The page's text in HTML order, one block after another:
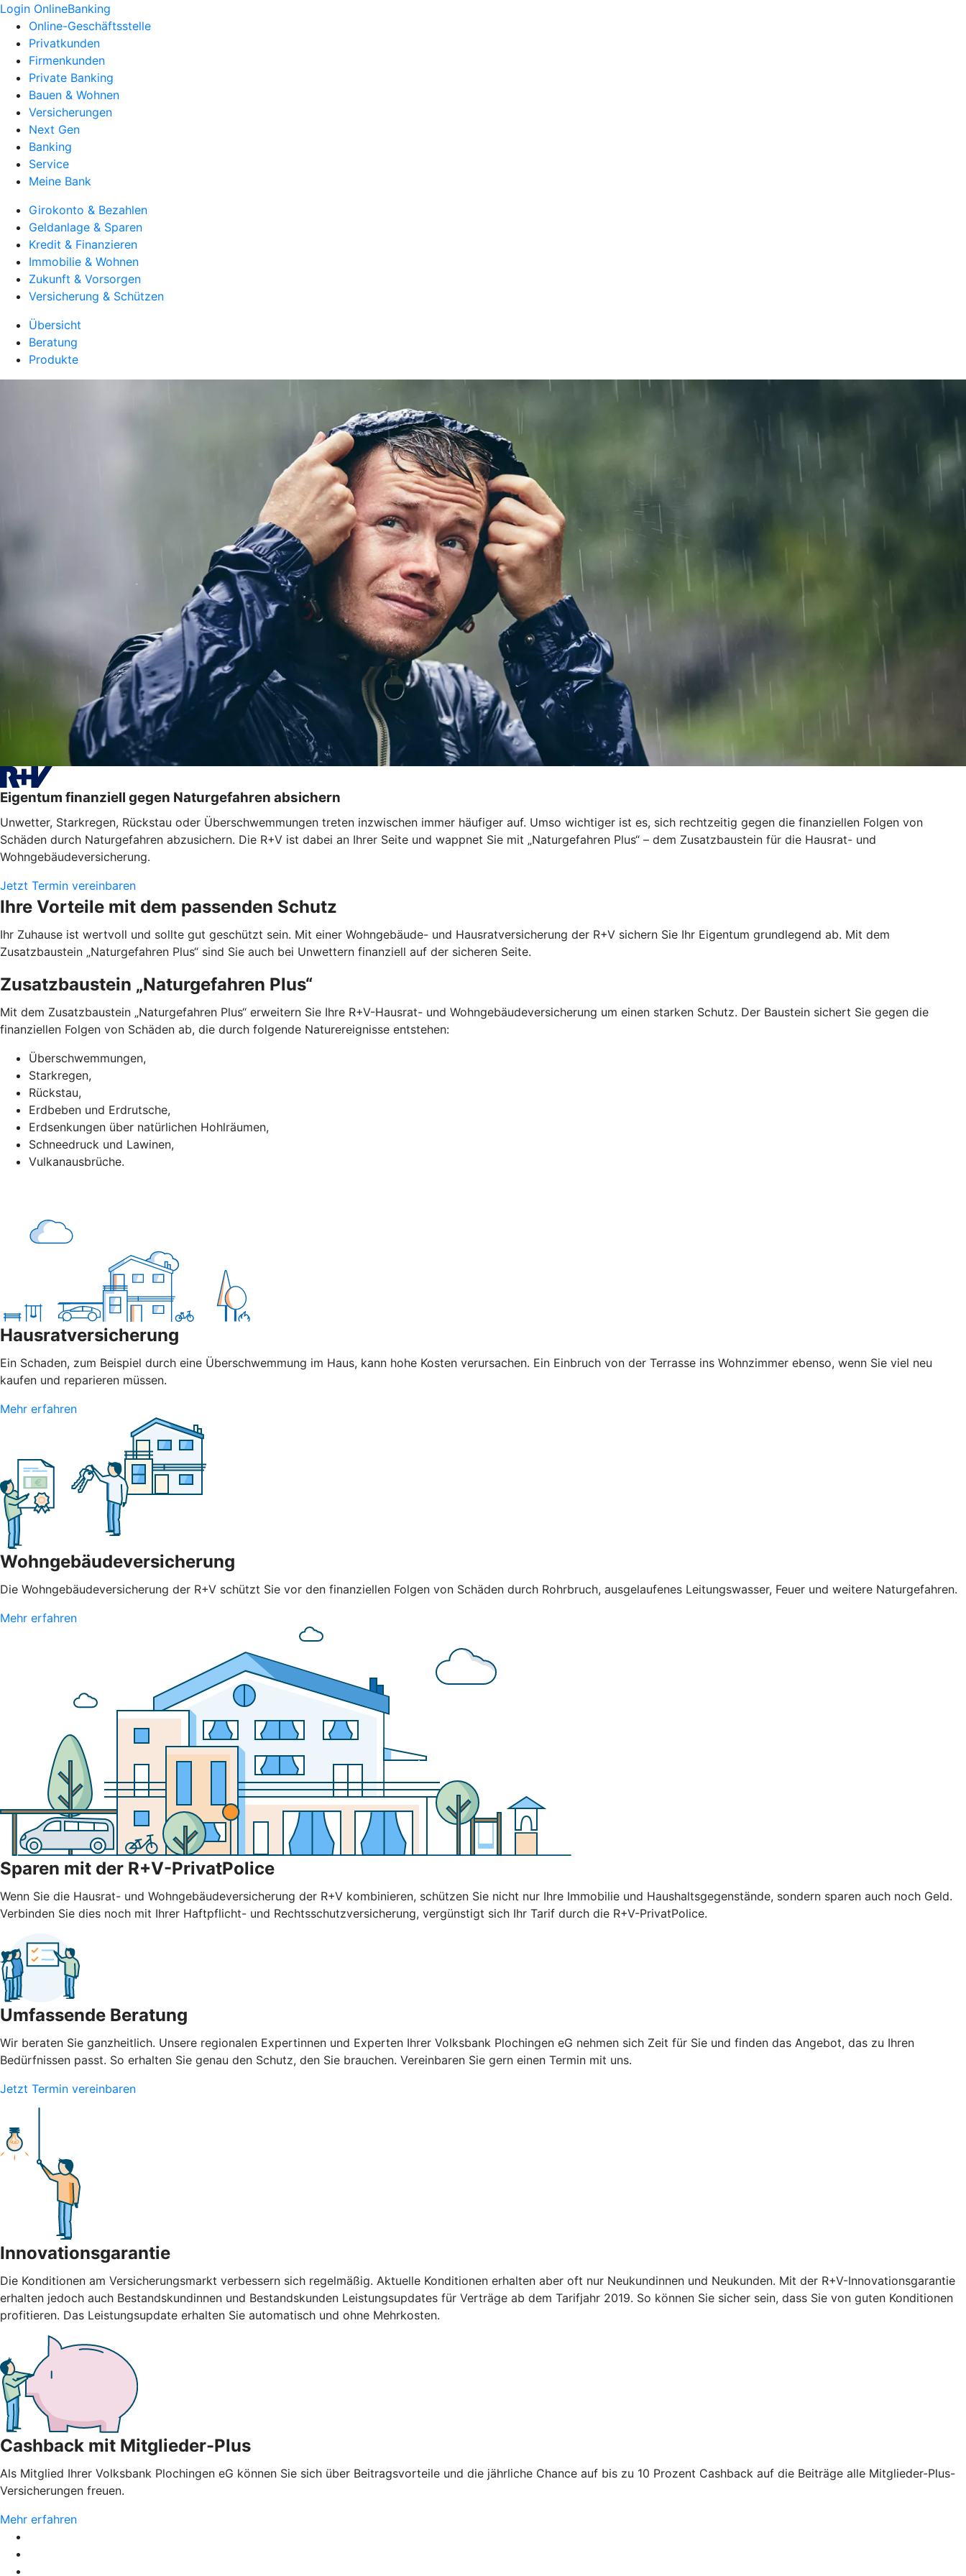
Login OnlineBanking
Online-Geschäftsstelle
Privatkunden
Firmenkunden
Private Banking
Bauen & Wohnen
Versicherungen
Next Gen
Banking
Service
Meine Bank
Girokonto & Bezahlen
Geldanlage & Sparen
Kredit & Finanzieren
Immobilie & Wohnen
Zukunft & Vorsorgen
Versicherung & Schützen
Übersicht
Beratung
Produkte
Eigentum finanziell gegen Naturgefahren absichern
Unwetter, Starkregen, Rückstau oder Überschwemmungen treten inzwischen immer häufiger auf. Umso wichtiger ist es, sich rechtzeitig gegen die finanziellen Folgen von
Schäden durch Naturgefahren abzusichern. Die R+V ist dabei an Ihrer Seite und wappnet Sie mit „Naturgefahren Plus“ – dem Zusatzbaustein für die Hausrat- und
Wohngebäudeversicherung.
Jetzt Termin vereinbaren
Ihre Vorteile mit dem passenden Schutz
Ihr Zuhause ist wertvoll und sollte gut geschützt sein. Mit einer Wohngebäude- und Hausratversicherung der R+V sichern Sie Ihr Eigentum grundlegend ab. Mit dem
Zusatzbaustein „Naturgefahren Plus“ sind Sie auch bei Unwettern finanziell auf der sicheren Seite.
Zusatzbaustein „Naturgefahren Plus“
Mit dem Zusatzbaustein „Naturgefahren Plus“ erweitern Sie Ihre R+V-Hausrat- und Wohngebäudeversicherung um einen starken Schutz. Der Baustein sichert Sie gegen die
finanziellen Folgen von Schäden ab, die durch folgende Naturereignisse entstehen:
Überschwemmungen,
Starkregen,
Rückstau,
Erdbeben und Erdrutsche,
Erdsenkungen über natürlichen Hohlräumen,
Schneedruck und Lawinen,
Vulkanausbrüche.
Hausratversicherung
Ein Schaden, zum Beispiel durch eine Überschwemmung im Haus, kann hohe Kosten verursachen. Ein Einbruch von der Terrasse ins Wohnzimmer ebenso, wenn Sie viel neu
kaufen und reparieren müssen.
Mehr erfahren
Wohngebäudeversicherung
Die Wohngebäudeversicherung der R+V schützt Sie vor den finanziellen Folgen von Schäden durch Rohrbruch, ausgelaufenes Leitungswasser, Feuer und weitere Naturgefahren.
Mehr erfahren
Sparen mit der R+V-PrivatPolice
Wenn Sie die Hausrat- und Wohngebäudeversicherung der R+V kombinieren, schützen Sie nicht nur Ihre Immobilie und Haushaltsgegenstände, sondern sparen auch noch Geld.
Verbinden Sie dies noch mit Ihrer Haftpflicht- und Rechtsschutzversicherung, vergünstigt sich Ihr Tarif durch die R+V-PrivatPolice.
Umfassende Beratung
Wir beraten Sie ganzheitlich. Unsere regionalen Expertinnen und Experten Ihrer Volksbank Plochingen eG nehmen sich Zeit für Sie und finden das Angebot, das zu Ihren
Bedürfnissen passt. So erhalten Sie genau den Schutz, den Sie brauchen. Vereinbaren Sie gern einen Termin mit uns.
Jetzt Termin vereinbaren
Innovationsgarantie
Die Konditionen am Versicherungsmarkt verbessern sich regelmäßig. Aktuelle Konditionen erhalten aber oft nur Neukundinnen und Neukunden. Mit der R+V-Innovationsgarantie
erhalten jedoch auch Bestandskundinnen und Bestandskunden Leistungsupdates für Verträge ab dem Tarifjahr 2019. So können Sie sicher sein, dass Sie von guten Konditionen
profitieren. Das Leistungsupdate erhalten Sie automatisch und ohne Mehrkosten.
Cashback mit Mitglieder-Plus
Als Mitglied Ihrer Volksbank Plochingen eG können Sie sich über Beitragsvorteile und die jährliche Chance auf bis zu 10 Prozent Cashback auf die Beiträge alle Mitglieder-Plus-
Versicherungen freuen.
Mehr erfahren